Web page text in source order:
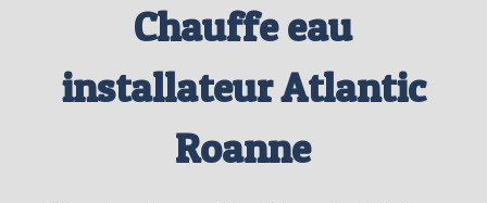
Chauffe eau
installateur Atlantic
Roanne